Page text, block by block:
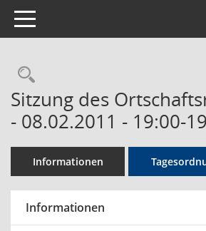
Toggle navigation
Rechercheauswahl
Sitzung des
- 08.02.2011 - 19:00-
Informationen
Informationen